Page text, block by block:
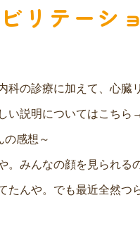
リテーシ
科の診療に加えて、心臓
い説明についてはこちら
の感想～
。みんなの顔を見られる
たんや。でも最近全然つ